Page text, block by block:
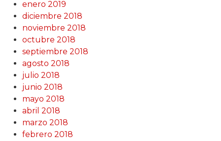
enero 2019
diciembre 2018
noviembre 2018
octubre 2018
septiembre 2018
agosto 2018
julio 2018
junio 2018
mayo 2018
abril 2018
marzo 2018
febrero 2018